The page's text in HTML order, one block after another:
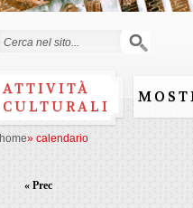
Form di ricerca
ATTIVITÀ
CULTURALI
home» calendario
« Prec